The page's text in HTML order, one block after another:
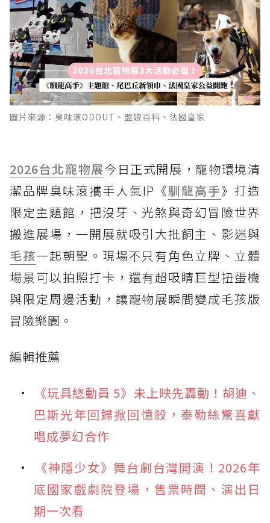
圖片來源：臭味滾ODOUT、盟娘百科、法國皇家
2026台北寵物展今日正式開展，寵物環境清
潔品牌臭味滾攜手人氣IP《馴龍高手》打造
限定主題館，把沒牙、光煞與奇幻冒險世界
搬進展場，一開展就吸引大批飼主、影迷與
毛孩一起朝聖。現場不只有角色立牌、立體
場景可以拍照打卡，還有超吸睛巨型扭蛋機
與限定周邊活動，讓寵物展瞬間變成毛孩版
冒險樂園。
編輯推薦
《玩具總動員 5》未上映先轟動！胡迪、
巴斯光年回歸掀回憶殺，泰勒絲驚喜獻
唱成夢幻合作
《神隱少女》舞台劇台灣開演！2026年
底國家戲劇院登場，售票時間、演出日
期一次看